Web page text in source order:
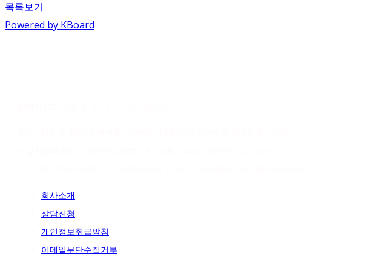
목록보기
Powered by KBoard
회사소개
상담신청
개인정보취급방침
이메일무단수집거부